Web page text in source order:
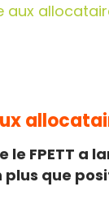
FPETT a
plus que